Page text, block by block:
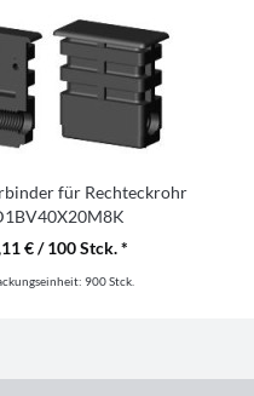
für Rechteckrohr
€ / 100 Stck. *
900 Stck.